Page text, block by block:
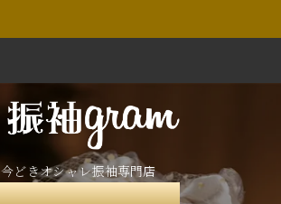
今どきオシャレ振袖専門店